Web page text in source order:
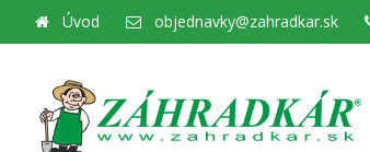
Úvod objednavky@zahradkar.sk